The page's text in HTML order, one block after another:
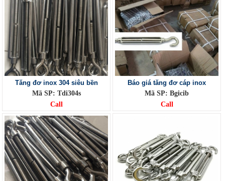
Tăng đơ inox 304 siêu bền
Mã SP: Tdi304s
Call
Báo giá tăng đơ cáp inox
Mã SP: Bgicib
Call